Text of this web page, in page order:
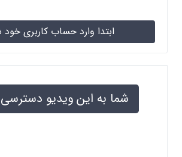
ابتدا وارد حساب کاربری
شما به این ویدیو دسترسی